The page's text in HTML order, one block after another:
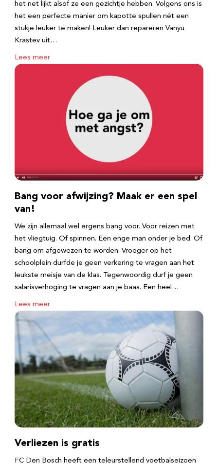
het net lijkt alsof ze een gezichtje hebben. Volgens ons is
het een perfecte manier om kapotte spullen nét een
stukje leuker te maken! Leuker dan repareren Vanyu
Krastev uit…
Lees meer
Bang voor afwijzing? Maak er een spel
van!
We zijn allemaal wel ergens bang voor. Voor reizen met
het vliegtuig. Of spinnen. Een enge man onder je bed. Of
bang om afgewezen te worden. Vroeger op het
schoolplein durfde je geen verkering te vragen aan het
leukste meisje van de klas. Tegenwoordig durf je geen
salarisverhoging te vragen aan je baas. Een heel…
Lees meer
Verliezen is gratis
FC Den Bosch heeft een teleurstellend voetbalseizoen